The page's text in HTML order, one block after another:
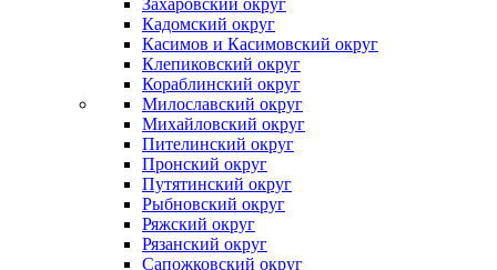
Захаровский округ
Кадомский округ
Касимов и Касимовский округ
Клепиковский округ
Кораблинский округ
Милославский округ
Михайловский округ
Пителинский округ
Пронский округ
Путятинский округ
Рыбновский округ
Ряжский округ
Рязанский округ
Сапожковский округ